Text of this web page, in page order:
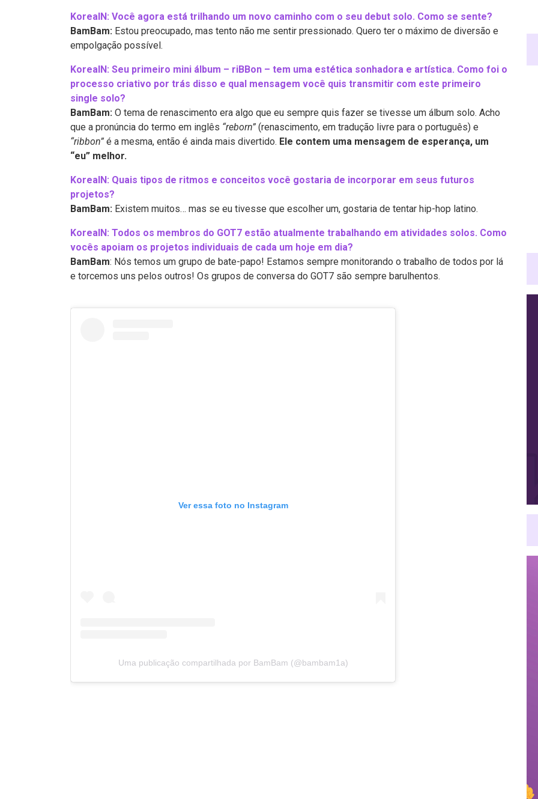
KoreaIN: Você agora está trilhando um novo caminho com o seu debut solo. Como se sente?
BamBam: Estou preocupado, mas tento não me sentir pressionado. Quero ter o máximo de diversão e
empolgação possível.
KoreaIN: Seu primeiro mini álbum – riBBon – tem uma estética sonhadora e artística. Como foi o
processo criativo por trás disso e qual mensagem você quis transmitir com este primeiro
single solo?
BamBam: O tema de renascimento era algo que eu sempre quis fazer se tivesse um álbum solo. Acho
que a pronúncia do termo em inglês “reborn” (renascimento, em tradução livre para o português) e
“ribbon” é a mesma, então é ainda mais divertido. Ele contem uma mensagem de esperança, um
“eu” melhor.
KoreaIN: Quais tipos de ritmos e conceitos você gostaria de incorporar em seus futuros
projetos?
BamBam: Existem muitos… mas se eu tivesse que escolher um, gostaria de tentar hip-hop latino.
KoreaIN: Todos os membros do GOT7 estão atualmente trabalhando em atividades solos. Como
vocês apoiam os projetos individuais de cada um hoje em dia?
BamBam: Nós temos um grupo de bate-papo! Estamos sempre monitorando o trabalho de todos por lá
e torcemos uns pelos outros! Os grupos de conversa do GOT7 são sempre barulhentos.
Ver essa foto no Instagram
Uma publicação compartilhada por BamBam (@bambam1a)